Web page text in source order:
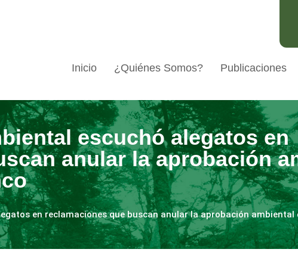
Inicio ¿Quiénes Somos? Publicaciones
escuchó alegatos en
anular la aprobación
en reclamaciones que buscan anular la aprobación